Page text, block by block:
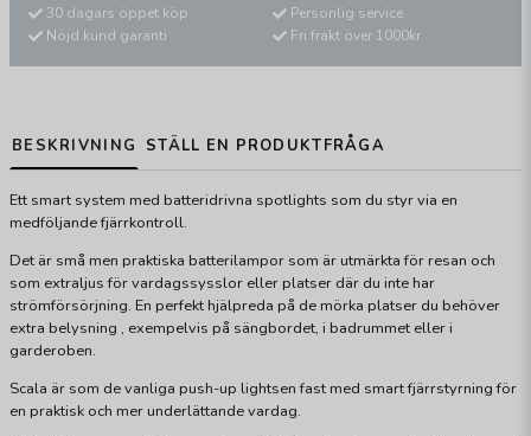
30 dagars öppet köp
Nöjd kund garanti
Personlig service
Fri frakt över 1000kr
BESKRIVNING STÄLL EN PRODUKTFRÅGA
Ett smart system med batteridrivna spotlights som du styr via en
medföljande fjärrkontroll.
Det är små men praktiska batterilampor som är utmärkta för resan och
som extraljus för vardagssysslor eller platser där du inte har
strömförsörjning. En perfekt hjälpreda på de mörka platser du behöver
extra belysning , exempelvis på sängbordet, i badrummet eller i
garderoben.
Scala är som de vanliga push-up lightsen fast med smart fjärrstyrning för
en praktisk och mer underlättande vardag.